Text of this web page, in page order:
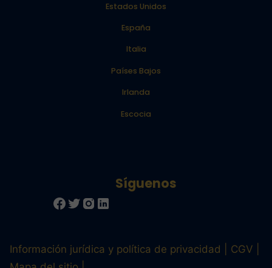
Estados Unidos
España
Italia
Países Bajos
Irlanda
Escocia
Información jurídica y política de privacidad
CGV